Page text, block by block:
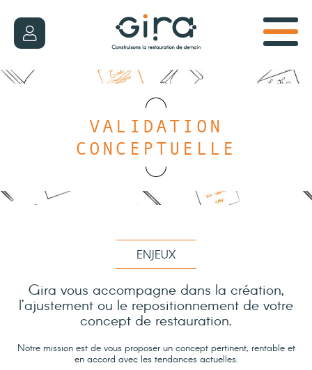
VALIDATION
CONCEPTUELLE
ENJEUX
Gira vous accompagne dans la création,
l’ajustement ou le repositionnement de votre
concept de restauration.
Notre mission est de vous proposer un concept pertinent, rentable et
en accord avec les tendances actuelles.